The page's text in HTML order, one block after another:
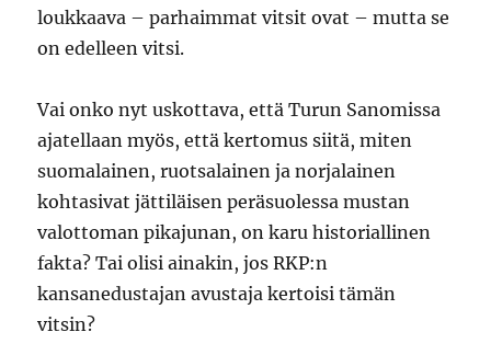
loukkaava – parhaimmat vitsit ovat – mutta se
on edelleen vitsi.
Vai onko nyt uskottava, että Turun Sanomissa
ajatellaan myös, että kertomus siitä, miten
suomalainen, ruotsalainen ja norjalainen
kohtasivat jättiläisen peräsuolessa mustan
valottoman pikajunan, on karu historiallinen
fakta? Tai olisi ainakin, jos RKP:n
kansanedustajan avustaja kertoisi tämän
vitsin?